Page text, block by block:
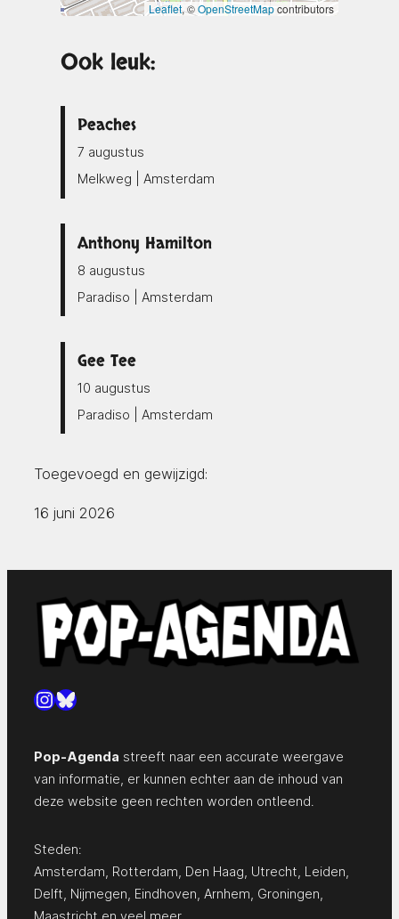
Leaflet, ©OpenStreetMapcontributors
Ook leuk:
Peaches
7 augustus
Melkweg | Amsterdam
Anthony Hamilton
8 augustus
Paradiso | Amsterdam
Gee Tee
10 augustus
Paradiso | Amsterdam
Toegevoegd en gewijzigd:
16 juni 2026
Instagram
Bluesky
Pop-Agenda streeft naar een accurate weergave
van informatie, er kunnen echter aan de inhoud van
deze website geen rechten worden ontleend.
Steden:
Amsterdam Rotterdam Den Haag Utrecht Leiden
Delft Nijmegen Eindhoven Arnhem Groningen
Maastricht en veel meer…